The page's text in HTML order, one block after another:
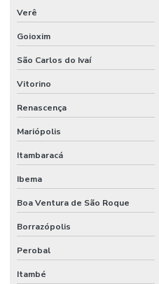
Verê
Goioxim
São Carlos do Ivaí
Vitorino
Renascença
Mariópolis
Itambaracá
Ibema
Boa Ventura de São Roque
Borrazópolis
Perobal
Itambé